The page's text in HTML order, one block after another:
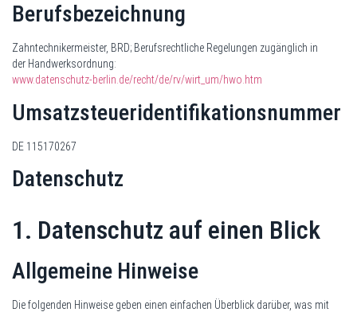
Berufsbezeichnung
Zahntechnikermeister, BRD; Berufsrechtliche Regelungen zugänglich in
der Handwerksordnung:
www.datenschutz-berlin.de/recht/de/rv/wirt_um/hwo.htm
Umsatzsteueridentifikationsnummer
DE 115170267
Datenschutz
1. Datenschutz auf einen Blick
Allgemeine Hinweise
Die folgenden Hinweise geben einen einfachen Überblick darüber, was mit